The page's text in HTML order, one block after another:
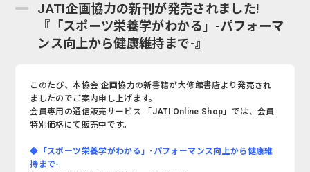
JATI企画協力の新刊が発売されました!
『「スポーツ栄養学がわかる」-パフォーマ
ンス向上から健康維持まで-』
このたび、本協会 企画協力の新書籍が大修館書店より発売され
ましたのでご案内申し上げます。
会員専用の通信販売サービス 「JATI Online Shop」では、会員
特別価格にて販売中です。
◆「スポーツ栄養学がわかる」-パフォーマンス向上から健康維
持まで-